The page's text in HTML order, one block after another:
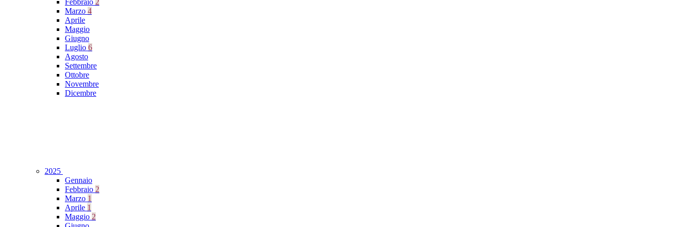
Febbraio 2
Marzo 4
Aprile
Maggio
Giugno
Luglio 6
Agosto
Settembre
Ottobre
Novembre
Dicembre
2025
Gennaio
Febbraio 2
Marzo 1
Aprile 1
Maggio 2